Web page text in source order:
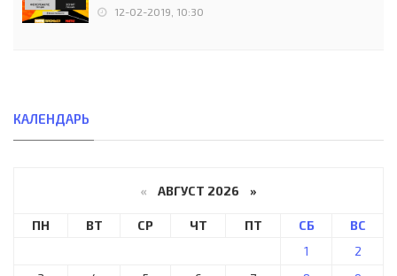
12-02-2019, 10:30
КАЛЕНДАРЬ
« АВГУСТ 2026 »
ПН ВТ СР ЧТ ПТ СБ
ВС
1
2